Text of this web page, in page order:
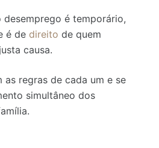
é temporário,
é de direito de quem
causa.
regras de cada um e se
simultâneo dos